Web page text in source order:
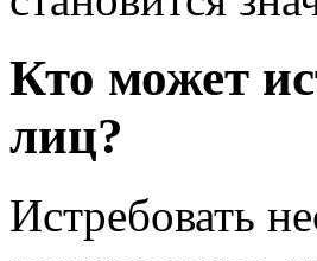
Кто может
лиц?
Истребовать